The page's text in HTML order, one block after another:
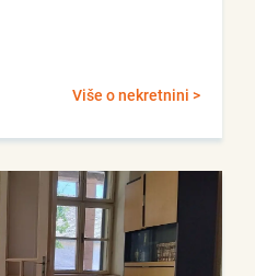
Više o nekretnini >